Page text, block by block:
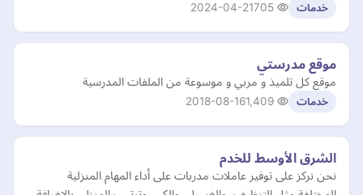
خدمات 2024-04-21
موقع مدرستي
موقع كل تلميذ و مربي و موسوعة من الملفات المدرسية
خدمات 2018-08-16
الشرق الأوسط للخدم
نحن نركز على توفير عاملات مدربات على أداء المهام المنزلية